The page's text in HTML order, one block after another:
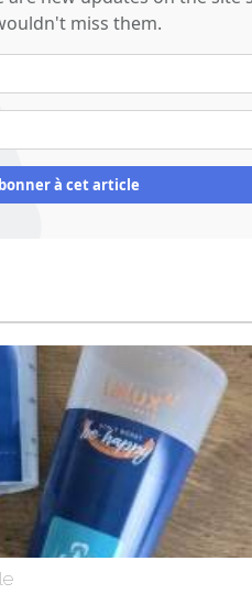
miss them.
Name
mail
Address
à cet article